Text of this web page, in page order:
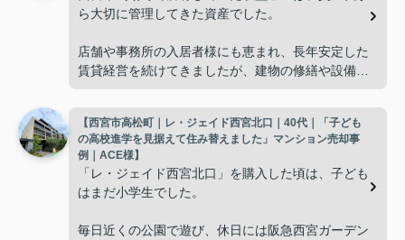
掃除や管理の負担も考え、夫婦二人にちょうど良い
インフィニティエステートさんへ相談すると、「パ
ークナード西宮北口」の査定だけでなく、住み替え
先とのスケジュールや資金計画まで丁寧にサポート
してくださいました。
販売活動では、西宮北口駅へのアクセス、阪急西宮
ら大切に管理してきた資産でした。
店舗や事務所の入居者様にも恵まれ、長年安定した
賃貸経営を続けてきましたが、建物の修繕や設備更
子どもたちはそれぞれ別の仕事に就いており、
「将来、このビルの管理を任せるのは難しいかもし
れない。」
と家族で話し合うようになりました。
【西宮市高松町｜レ・ジェイド西宮北口｜40代｜「子ども
の高校進学を見据えて住み替えました」マンション売却事
例｜ACE様】
「レ・ジェイド西宮北口」を購入した頃は、子ども
はまだ小学生でした。
毎日近くの公園で遊び、休日には阪急西宮ガーデン